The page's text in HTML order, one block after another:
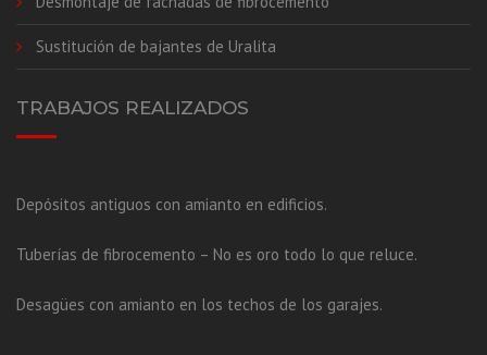
Sustitución de bajantes de Uralita
TRABAJOS REALIZADOS
Depósitos antiguos con amianto en edificios.
Tuberías de fibrocemento – No es oro todo lo que reluce.
Desagües con amianto en los techos de los garajes.